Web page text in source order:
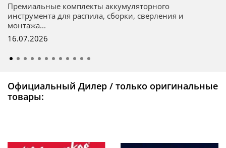
Премиальные комплекты аккумуляторного
инструмента для распила, сборки, сверления и
монтажа...
16.07.2026
Официальный Дилер / только оригинальные
товары: